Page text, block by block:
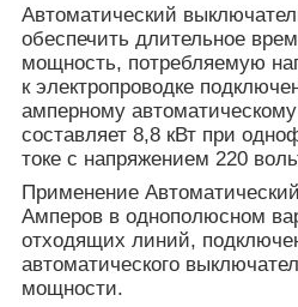
Автоматический
обеспечить длительное
мощность, потребляемую
к электропроводке
амперному
составляет 8,8 кВт при
токе с напряжением 220
Применение
Амперов в однополюсном
отходящих линий,
автоматического
мощности.